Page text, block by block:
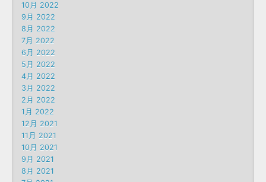
10月 2022
9月 2022
8月 2022
7月 2022
6月 2022
5月 2022
4月 2022
3月 2022
2月 2022
1月 2022
12月 2021
11月 2021
10月 2021
9月 2021
8月 2021